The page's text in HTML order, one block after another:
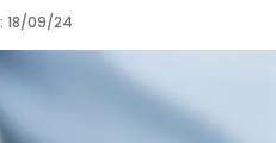
18/09/24